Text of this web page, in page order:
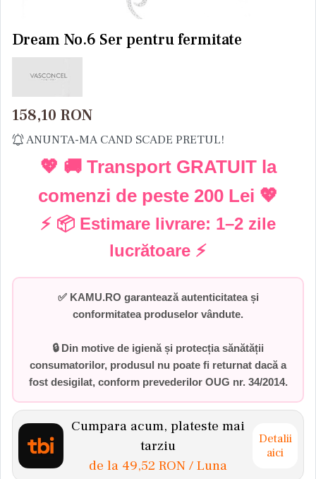
Dream No.6 Ser pentru fermitate
158,10 RON
ANUNTA-MA CAND SCADE PRETUL!
💖 🚚 Transport GRATUIT la
comenzi de peste 200 Lei 💖
⚡ 📦 Estimare livrare: 1–2 zile
lucrătoare ⚡
✅ KAMU.RO garantează autenticitatea și
conformitatea produselor vândute.
🔒 Din motive de igienă și protecția sănătății
consumatorilor, produsul nu poate fi returnat dacă a
fost desigilat, conform prevederilor OUG nr. 34/2014.
Cumpara acum, plateste mai
tarziu
de la 49,52 RON / Luna
Detalii
aici